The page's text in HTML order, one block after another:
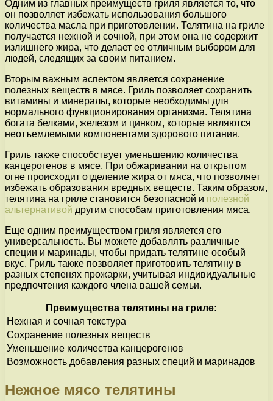
Одним из главных преимуществ гриля является то, что
он позволяет избежать использования большого
количества масла при приготовлении. Телятина на гриле
получается нежной и сочной, при этом она не содержит
излишнего жира, что делает ее отличным выбором для
людей, следящих за своим питанием.
Вторым важным аспектом является сохранение
полезных веществ в мясе. Гриль позволяет сохранить
витамины и минералы, которые необходимы для
нормального функционирования организма. Телятина
богата белками, железом и цинком, которые являются
неотъемлемыми компонентами здорового питания.
Гриль также способствует уменьшению количества
канцерогенов в мясе. При обжаривании на открытом
огне происходит отделение жира от мяса, что позволяет
избежать образования вредных веществ. Таким образом,
телятина на гриле становится безопасной и полезной
альтернативой другим способам приготовления мяса.
Еще одним преимуществом гриля является его
универсальность. Вы можете добавлять различные
специи и маринады, чтобы придать телятине особый
вкус. Гриль также позволяет приготовить телятину в
разных степенях прожарки, учитывая индивидуальные
предпочтения каждого члена вашей семьи.
Преимущества телятины на гриле:
Нежная и сочная текстура
Сохранение полезных веществ
Уменьшение количества канцерогенов
Возможность добавления разных специй и маринадов
Нежное мясо телятины